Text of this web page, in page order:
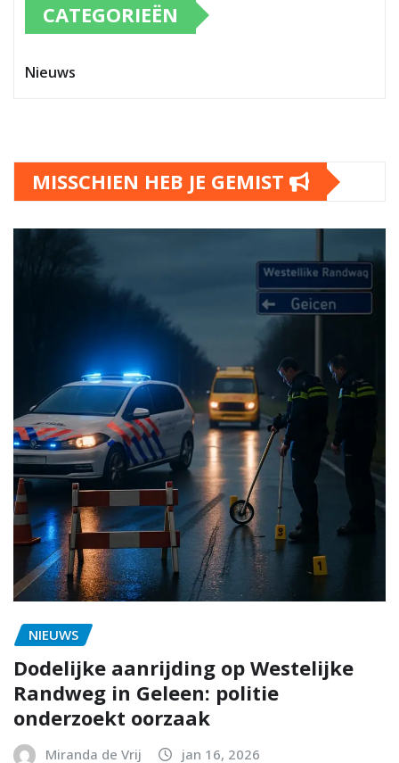
CATEGORIEËN
Nieuws
MISSCHIEN HEB JE GEMIST
NIEUWS
Dodelijke aanrijding op Westelijke
Randweg in Geleen: politie
onderzoekt oorzaak
Miranda de Vrij jan 16, 2026